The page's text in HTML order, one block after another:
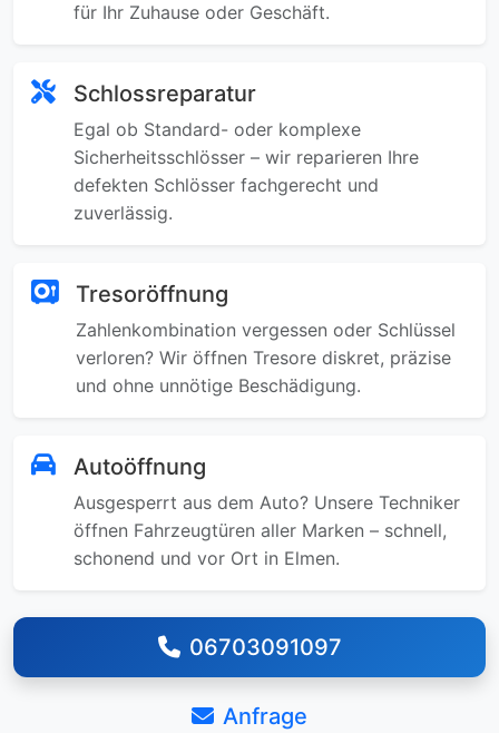
für Ihr Zuhause oder Geschäft.
Schlossreparatur
Egal ob Standard- oder komplexe
Sicherheitsschlösser – wir reparieren Ihre
defekten Schlösser fachgerecht und
zuverlässig.
Tresoröffnung
Zahlenkombination vergessen oder Schlüssel
verloren? Wir öffnen Tresore diskret, präzise
und ohne unnötige Beschädigung.
Autoöffnung
Ausgesperrt aus dem Auto? Unsere Techniker
öffnen Fahrzeugtüren aller Marken – schnell,
schonend und vor Ort in Elmen.
06703091097
Anfrage